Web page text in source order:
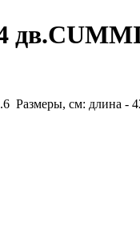
Размеры, см: длина -